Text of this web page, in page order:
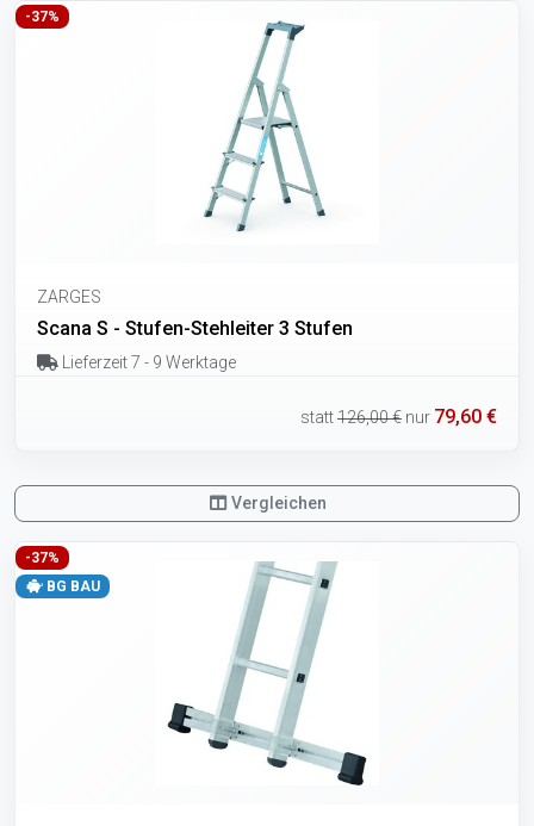
-37%
ZARGES
Scana S - Stufen-Stehleiter 3 Stufen
Lieferzeit 7 - 9 Werktage
statt126,00 € nur 79,60 €
Vergleichen
-37%
BG BAU